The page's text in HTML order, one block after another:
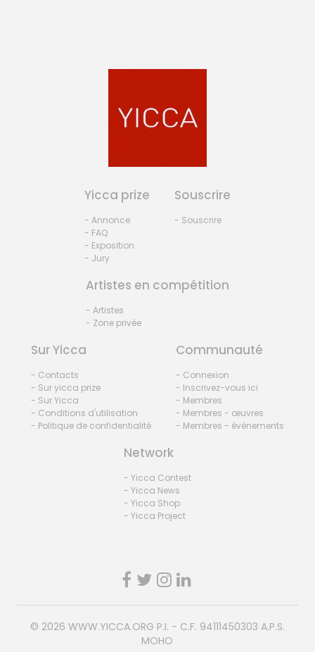
Yicca prize
- Annonce
- FAQ
- Exposition
- Jury
Souscrire
- Souscrire
Artistes en compétition
- Artistes
- Zone privée
Sur Yicca
- Contacts
- Sur yicca prize
- Sur Yicca
- Conditions d'utilisation
- Politique de confidentialité
Communauté
- Connexion
- Inscrivez-vous ici
- Membres
- Membres - œuvres
- Membres - événements
Network
- Yicca Contest
- Yicca News
- Yicca Shop
- Yicca Project
© 2026 WWW.YICCA.ORG P.I. - C.F. 94111450303 A.P.S.
MOHO